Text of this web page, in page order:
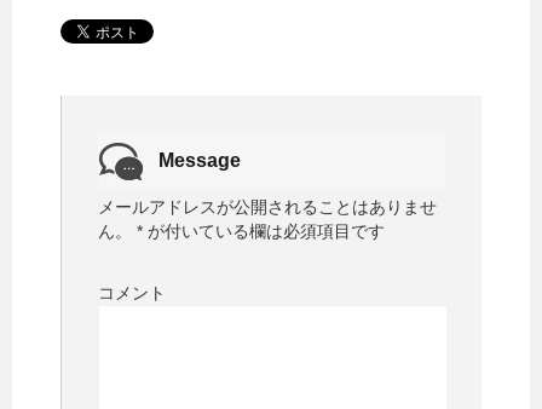
Message
メールアドレスが公開されることはありませ
ん。
* が付いている欄は必須項目です
コメント